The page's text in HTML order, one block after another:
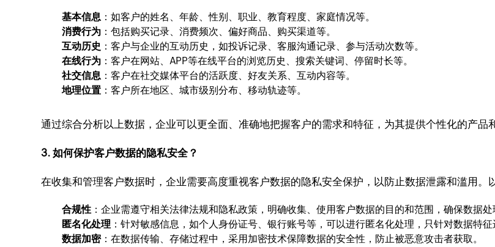
基本信息 ：如客户的姓名、年龄、性别、职业、教育程度、家庭情况等。
消费行为 ：包括购买记录、消费频次、偏好商品、购买渠道等。
互动历史 ：客户与企业的互动历史，如投诉记录、客服沟通记录、参与活动次数等。
在线行为 ：客户在网站、APP等在线平台的浏览历史、搜索关键词、停留时长等。
社交信息 ：客户在社交媒体平台的活跃度、好友关系、互动内容等。
地理位置 ：客户所在地区、城市级别分布、移动轨迹等。
通过综合分析以上数据，企业可以更全面、准确地把握客户的需求和特征，为其提供个性化的产品
3. 如何保护客户数据的隐私安全？
在收集和管理客户数据时，企业需要高度重视客户数据的隐私安全保护，以防止数据泄露和滥用。
合规性 ：企业需遵守相关法律法规和隐私政策，明确收集、使用客户数据的目的和范围，确保数据处
匿名化处理 ：针对敏感信息，如个人身份证号、银行账号等，可以进行匿名化处理，只针对数据特
数据加密：在数据传输、存储过程中，采用加密技术保障数据的安全性，防止被恶意攻击者获取。